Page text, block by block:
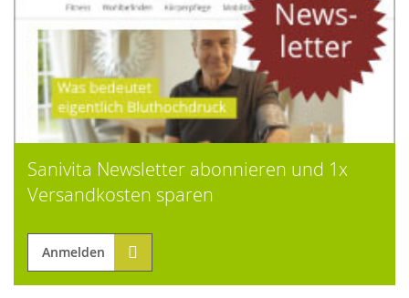
Sanivita Newsletter abonnieren und 1x
Versandkosten sparen
Anmelden